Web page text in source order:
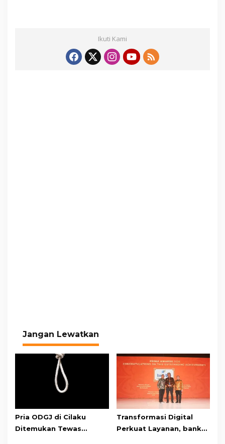
Ikuti Kami
Jangan Lewatkan
Pria ODGJ di Cilaku
Ditemukan Tewas
Transformasi Digital
Perkuat Layanan, bank